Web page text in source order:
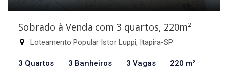
Sobrado à Venda com 3 quartos, 220m²
Loteamento Popular Istor Luppi, Itapira-SP
3 Quartos 3 Banheiros 3 Vagas 220 m²